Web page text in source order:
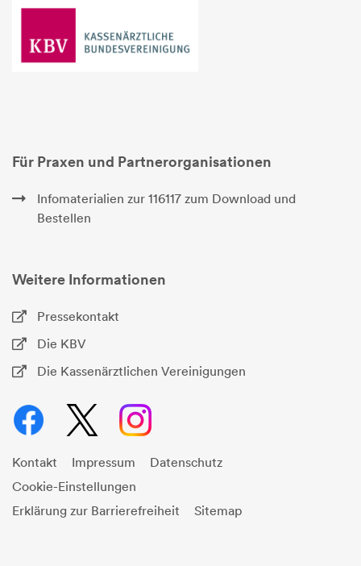
Für Praxen und Partnerorganisationen
Infomaterialien zur 116117 zum Download und
Bestellen
Weitere Informationen
Pressekontakt
Die KBV
Die Kassenärztlichen Vereinigungen
Kontakt Impressum
Datenschutz
Cookie-Einstellungen
Erklärung zur Barrierefreiheit
Sitemap